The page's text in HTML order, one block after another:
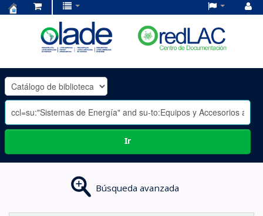
OLADE
-
Ir
Búsqueda avanzada